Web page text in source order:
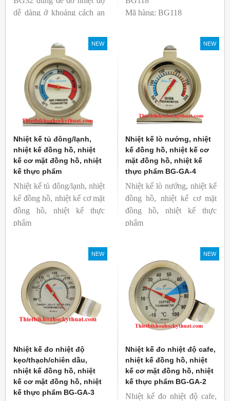
dễ dàng ở khoảng cách an
độ phát xạ nhanh và cố
định giúp người mới bắt
đầu sử dụng dễ dàng.
Mã hàng: BG118
NEW
Nhiệt kế tủ đông/lạnh,
nhiệt kế đồng hồ, nhiệt
kế cơ mặt đồng hồ, nhiệt
kế thực phẩm
Nhiệt kế tủ đông/lạnh, nhiệt
kế đồng hồ, nhiệt kế cơ mặt
đồng hồ, nhiệt kế thực
phẩm
Thương hiệu: Blue Gizmo
NEW
Nhiệt kế lò nướng, nhiệt
kế đồng hồ, nhiệt kế cơ
mặt đồng hồ, nhiệt kế
thực phẩm BG-GA-4
Nhiệt kế lò nướng, nhiệt kế
đồng hồ, nhiệt kế cơ mặt
đồng hồ, nhiệt kế thực
phẩm
Thương hiệu: Blue Gizmo
NEW
Nhiệt kế đo nhiệt độ
kẹo/thạch/chiên dầu,
nhiệt kế đồng hồ, nhiệt
kế cơ mặt đồng hồ, nhiệt
kế thực phẩm BG-GA-3
NEW
Nhiệt kế đo nhiệt độ cafe,
nhiệt kế đồng hồ, nhiệt
kế cơ mặt đồng hồ, nhiệt
kế thực phẩm BG-GA-2
Nhiệt kế đo nhiệt độ cafe,